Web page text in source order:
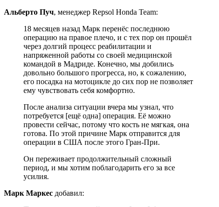
Альберто Пуч, менеджер Repsol Honda Team:
18 месяцев назад Марк перенёс последнюю
операцию на правое плечо, и с тех пор он прошёл
через долгий процесс реабилитации и
напряженной работы со своей медицинской
командой в Мадриде. Конечно, мы добились
довольно большого прогресса, но, к сожалению,
его посадка на мотоцикле до сих пор не позволяет
ему чувствовать себя комфортно.
После анализа ситуации вчера мы узнал, что
потребуется [ещё одна] операция. Её можно
провести сейчас, потому что кость не мягкая, она
готова. По этой причине Марк отправится для
операции в США после этого Гран-При.
Он переживает продолжительный сложный
период, и мы хотим поблагодарить его за все
усилия.
Марк Маркес добавил: